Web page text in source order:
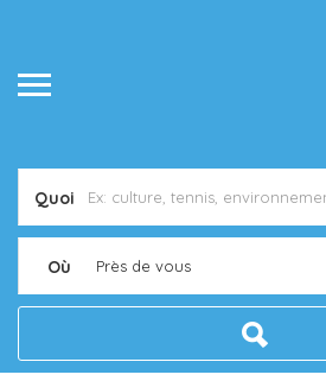
Quoi
Où Près de vous